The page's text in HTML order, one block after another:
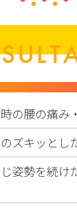
の腰の痛み
ズキッとし
姿勢を続け